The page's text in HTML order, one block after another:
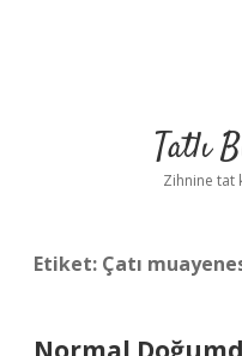
Tatlı
Zihnine tat
Etiket: Çatı